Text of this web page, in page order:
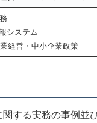
システム
経営・中小企業政策
する実務の事例並